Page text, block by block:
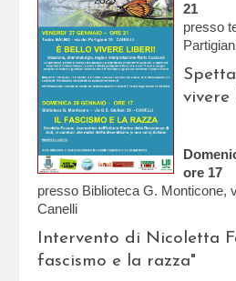
21
presso
vivere
ore 17
presso Biblioteca G. Monticone,
Canelli
Intervento di Nicoletta
fascismo e la razza"